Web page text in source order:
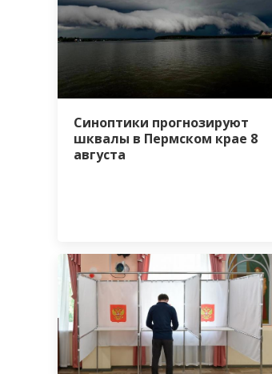
Синоптики прогнозируют
шквалы в Пермском крае 8
августа